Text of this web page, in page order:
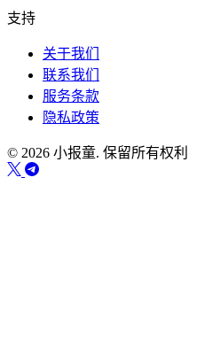
支持
关于我们
联系我们
服务条款
隐私政策
© 2026 小报童. 保留所有权利